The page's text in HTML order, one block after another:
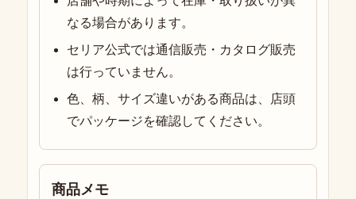
なる場合があります。
セリア公式では通信販売・カタログ販売
は行っていません。
色、柄、サイズ違いがある商品は、店頭
でパッケージを確認してください。
商品メモ